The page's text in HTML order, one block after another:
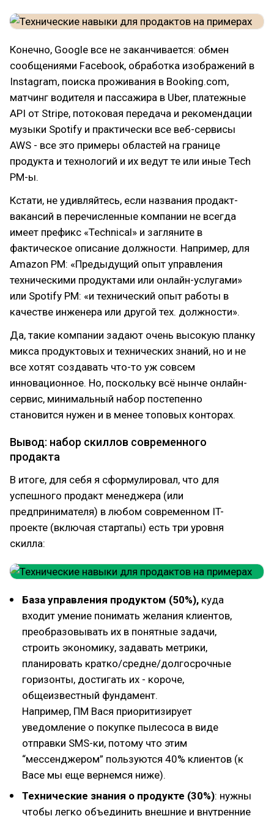
Конечно, Google все не заканчивается: обмен
сообщениями Facebook, обработка изображений в
Instagram, поиска проживания в Booking.com,
матчинг водителя и пассажира в Uber, платежные
API от Stripe, потоковая передача и рекомендации
музыки Spotify и практически все веб-сервисы
AWS - все это примеры областей на границе
продукта и технологий и их ведут те или иные Tech
PM-ы.
Кстати, не удивляйтесь, если названия продакт-
вакансий в перечисленные компании не всегда
имеет префикс «Technical» и загляните в
фактическое описание должности. Например, для
Amazon PM: «Предыдущий опыт управления
техническими продуктами или онлайн-услугами»
или Spotify PM: «и технический опыт работы в
качестве инженера или другой тех. должности».
Да, такие компании задают очень высокую планку
микса продуктовых и технических знаний, но и не
все хотят создавать что-то уж совсем
инновационное. Но, поскольку всё нынче онлайн-
сервис, минимальный набор постепенно
становится нужен и в менее топовых конторах.
Вывод: набор скиллов современного
продакта
В итоге, для себя я сформулировал, что для
успешного продакт менеджера (или
предпринимателя) в любом современном IT-
проекте (включая стартапы) есть три уровня
скилла:
База управления продуктом (50%), куда
входит умение понимать желания клиентов,
преобразовывать их в понятные задачи,
строить экономику, задавать метрики,
планировать кратко/средне/долгосрочные
горизонты, достигать их - короче,
общеизвестный фундамент.
Например, ПМ Вася приоритизирует
уведомление о покупке пылесоса в виде
отправки SMS-ки, потому что этим
“мессенджером” пользуются 40% клиентов (к
Васе мы еще вернемся ниже).
Технические знания о продукте (30%): нужны
чтобы легко объединить внешние и внутренние